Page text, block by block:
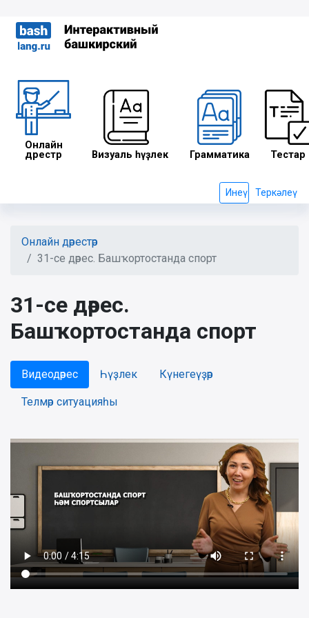
Онлайн
дәрестәр
Визуаль һүҙлек Грамматика Тестар
Инеү Теркәлеү
Онлайн дәрестәр
31-се дәрес. Башҡортостанда спорт
31-се дәрес.
Башҡортостанда спорт
Видеодәрес Һүҙлек Күнегеүҙәр
Телмәр ситуацияһы